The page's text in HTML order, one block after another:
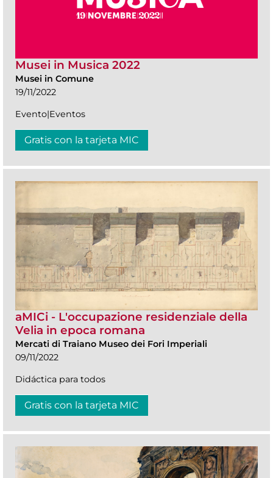
Musei in Musica 2022
Musei in Comune
19/11/2022
Evento|Eventos
Gratis con la tarjeta MIC
aMICi - L'occupazione residenziale della
Velia in epoca romana
Mercati di Traiano Museo dei Fori Imperiali
09/11/2022
Didáctica para todos
Gratis con la tarjeta MIC